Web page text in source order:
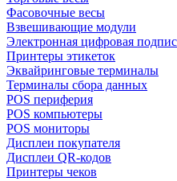
Фасовочные весы
Взвешивающие модули
Электронная цифровая
Принтеры этикеток
Эквайринговые терминалы
Терминалы сбора данных
POS периферия
POS компьютеры
POS мониторы
Дисплеи покупателя
Дисплеи QR-кодов
Принтеры чеков